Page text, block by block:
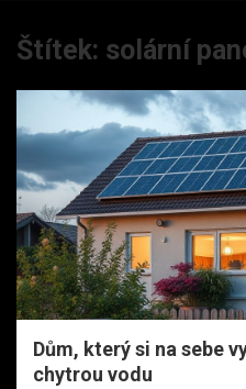
Štítek: solární
Dům, který si na sebe
chytrou vodu